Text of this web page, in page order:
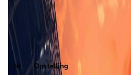
Noorwegen
Selectie
Nr Opstelling